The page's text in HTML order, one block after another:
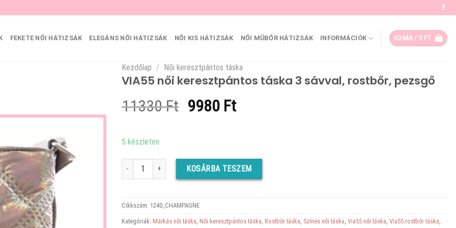
FEKETE NŐI HÁTIZSÁK ELEGÁNS NŐI HÁTIZSÁK NŐI KIS HÁTIZSÁK NŐI MŰBŐR HÁTIZSÁK INFORMÁCIÓK KOSÁR / 0 FT
Kezdőlap / Női keresztpántos táska
VIA55 női keresztpántos táska 3 sávval, rostbőr, pezsgő
11330Ft Original
11330 Ft.
9980 FtCurrent
9980 Ft.
5 készleten
VIA55 női keresztpántos táska 3 sávval, rostbőr, pezsgő mennyiség
KOSÁRBA TESZEM
Cikkszám: 1240_CHAMPAGNE
Kategóriák: Márkás női táska, Női keresztpántos táska, Rostbőr táska, Színes női táska, Via55 női táska, Via55 rostbőr táska,